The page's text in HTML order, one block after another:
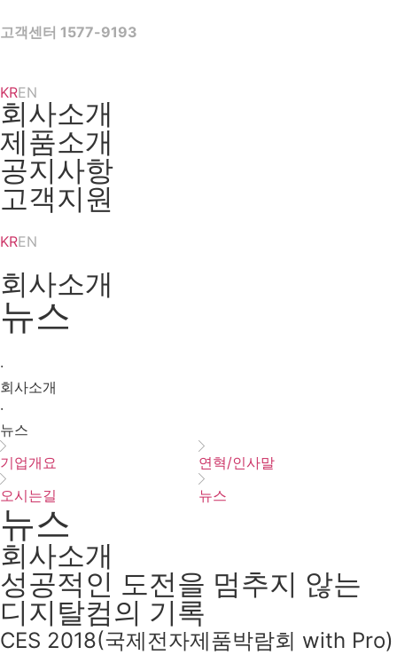
to
고객센터 1577-9193
KREN
회사소개
제품소개
공지사항
고객지원
KREN
회사소개
뉴스
·
회사소개
·
뉴스
기업개요
연혁/인사말
오시는길
뉴스
뉴스
회사소개
성공적인 도전을 멈추지 않는
디지탈컴의 기록
CES 2018(국제전자제품박람회 with Pro)